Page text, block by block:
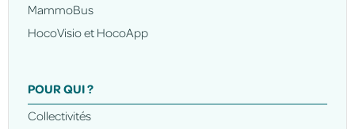
MammoBus
HocoVisio et HocoApp
POUR QUI ?
Collectivités